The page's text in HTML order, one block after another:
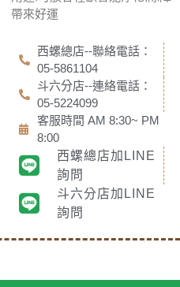
帶來好運
西螺總店--聯絡電話：
05-5861104
斗六分店--連絡電話：
05-5224099
客服時間 AM 8:30~ PM
8:00
西螺總店加LINE
詢問
斗六分店加LINE
詢問